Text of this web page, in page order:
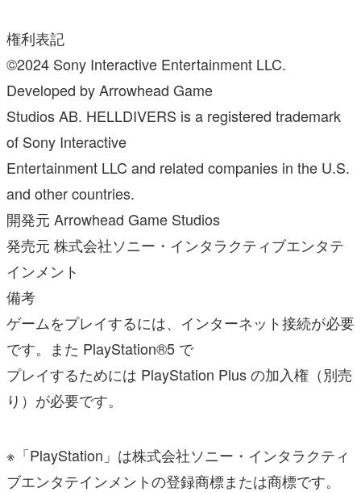
権利表記
©2024 Sony Interactive Entertainment LLC.
Developed by Arrowhead Game
Studios AB. HELLDIVERS is a registered trademark
of Sony Interactive
Entertainment LLC and related companies in the U.S.
and other countries.
開発元 Arrowhead Game Studios
発売元 株式会社ソニー・インタラクティブエンタテ
インメント
備考
ゲームをプレイするには、インターネット接続が必要
です。また PlayStation®5 で
プレイするためには PlayStation Plus の加入権（別売
り）が必要です。
※「PlayStation」は株式会社ソニー・インタラクティ
ブエンタテインメントの登録商標または商標です。